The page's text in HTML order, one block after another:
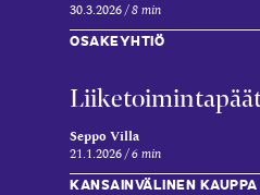
30.3.2026 8 min
OSAKEYHTIÖ
Seppo Villa
21.1.2026 6 min
KANSAINVÄLINEN KAUPPA